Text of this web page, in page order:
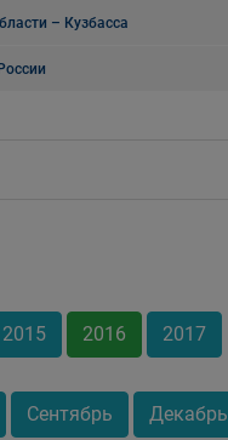
– Кузбасса
2015 2016 2017
Сентябрь Декабрь